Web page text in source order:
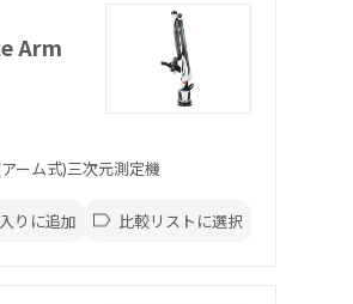
Arm
ーム式)三次元測定機
りに追加 比較リストに選択